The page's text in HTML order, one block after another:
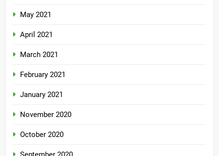
May 2021
April 2021
March 2021
February 2021
January 2021
November 2020
October 2020